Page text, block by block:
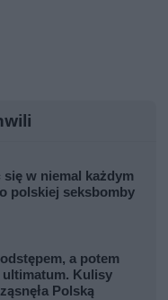
w niemal każdym
polskiej seksbomby
a potem
Kulisy
Polską